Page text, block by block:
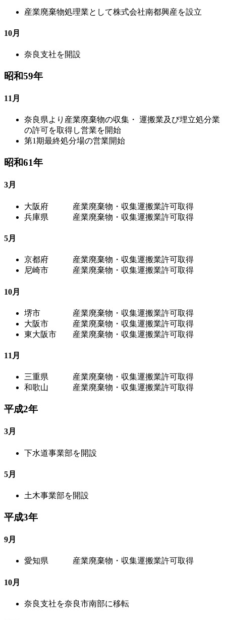
産業廃棄物処理業として株式会社南都興産を設立
10月
奈良支社を開設
昭和59年
11月
奈良県より産業廃棄物の収集・ 運搬業及び埋立処分業
の許可を取得し営業を開始
第1期最終処分場の営業開始
昭和61年
3月
大阪府 産業廃棄物・収集運搬業許可取得
兵庫県 産業廃棄物・収集運搬業許可取得
5月
京都府 産業廃棄物・収集運搬業許可取得
尼崎市 産業廃棄物・収集運搬業許可取得
10月
堺市 産業廃棄物・収集運搬業許可取得
大阪市 産業廃棄物・収集運搬業許可取得
東大阪市 産業廃棄物・収集運搬業許可取得
11月
三重県 産業廃棄物・収集運搬業許可取得
和歌山 産業廃棄物・収集運搬業許可取得
平成2年
3月
下水道事業部を開設
5月
土木事業部を開設
平成3年
9月
愛知県 産業廃棄物・収集運搬業許可取得
10月
奈良支社を奈良市南部に移転